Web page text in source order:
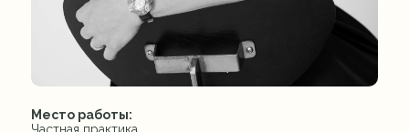
Место работы:
Частная практика